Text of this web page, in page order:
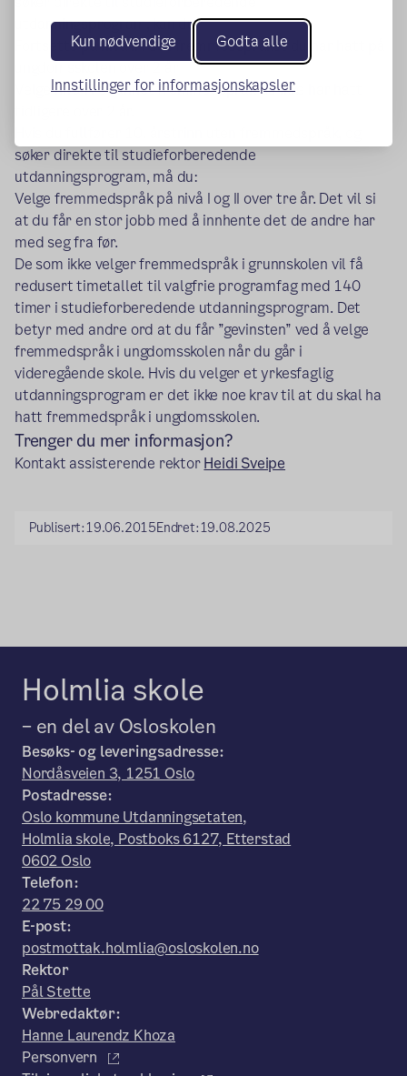
Kun nødvendige Godta alle
Innstillinger for informasjonskapsler
utdanningsprogram, kan du:
Fortsette på nivå II i det fremmedspråket du har hatt på
ungdomsskolen over 2 år
Velge nivå I i et annet fremmedspråk du ikke har hatt
søker direkte til studieforberedende
utdanningsprogram, må du:
Velge fremmedspråk på nivå I og II over tre år. Det vil si
at du får en stor jobb med å innhente det de andre har
med seg fra før.
De som ikke velger fremmedspråk i grunnskolen vil få
redusert timetallet til valgfrie programfag med 140
timer i studieforberedende utdanningsprogram. Det
betyr med andre ord at du får ”gevinsten” ved å velge
fremmedspråk i ungdomsskolen når du går i
videregående skole. Hvis du velger et yrkesfaglig
utdanningsprogram er det ikke noe krav til at du skal ha
hatt fremmedspråk i ungdomsskolen.
Trenger du mer informasjon?
Kontakt assisterende rektorHeidi Sveipe
Publisert:19.06.2015Endret:19.08.2025
Holmlia skole
– en del av Osloskolen
Besøks- og leveringsadresse:
Nordåsveien 3, 1251 Oslo
Postadresse:
Oslo kommune Utdanningsetaten,
Holmlia skole, Postboks 6127, Etterstad
0602 Oslo
Telefon:
22 75 29 00
E-post:
postmottak.holmlia@osloskolen.no
Rektor
Pål Stette
Webredaktør:
Hanne Laurendz Khoza
Personvern